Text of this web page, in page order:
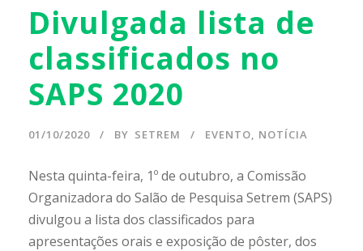
Divulgada lista de
classificados no
SAPS 2020
01/10/2020 BY SETREM EVENTO, NOTÍCIA
Nesta quinta-feira, 1º de outubro, a Comissão
Organizadora do Salão de Pesquisa Setrem (SAPS)
divulgou a lista dos classificados para
apresentações orais e exposição de pôster, dos